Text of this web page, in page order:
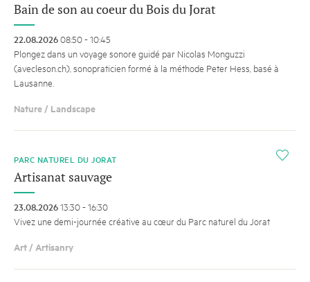
Bain de son au coeur du Bois du Jorat
22.08.202608:50 - 10:45
Plongez dans un voyage sonore guidé par Nicolas Monguzzi
(avecleson.ch), sonopraticien formé à la méthode Peter Hess, basé à
Lausanne.
Nature / Landscape
i
PARC NATUREL DU JORAT
Artisanat sauvage
23.08.202613:30 - 16:30
Vivez une demi-journée créative au cœur du Parc naturel du Jorat
Art / Artisanry